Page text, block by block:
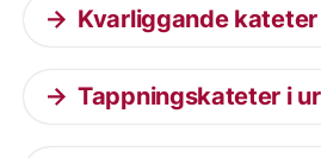
Kvarliggande
Tappningskateter i